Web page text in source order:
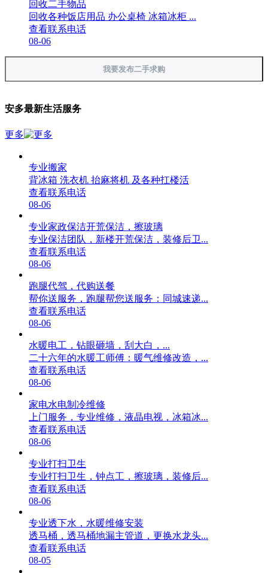
回收二手物品
回收各种饭店用品 办公桌椅 冰箱冰柜 ...
查看联系电话
08-06
我要发布二手求购
安多最新生活服务
更多
专业搬家
背冰箱 洗衣机 抬麻将机 及各种扛楼活
查看联系电话
08-06
专业家政保洁开荒保洁，擦玻璃
专业保洁团队，新楼开荒保洁，装修后卫...
查看联系电话
08-06
跑腿代驾，代购送餐
帮你送服务，跑腿帮您送服务：同城速递...
查看联系电话
08-06
水暖电工，钻眼砸墙，刮大白，...
二十六年的水暖工师傅：暖气维修改造，...
查看联系电话
08-06
家电水电制冷维修
上门服务，专业维修，液晶电视，冰箱冰...
查看联系电话
08-06
专业打扫卫生
专业打扫卫生，钟点工，擦玻璃，装修后...
查看联系电话
08-06
专业透下水，水暖维修安装
透马桶，透马桶地漏主管道，更换水龙头...
查看联系电话
08-05